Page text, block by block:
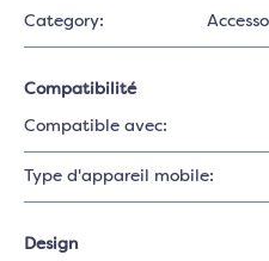
Category:
Compatibilité
Compatible avec:
Type d'appareil mobile:
Design